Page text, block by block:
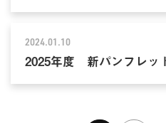
2024.01.10
2025年度 新パンフレッ